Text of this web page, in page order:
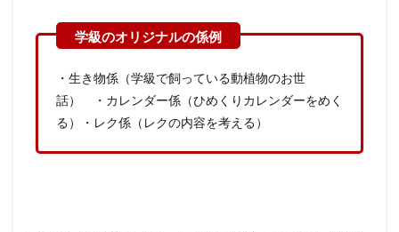
・生き物係（学級で飼っている動植物のお世
話） ・カレンダー係（ひめくりカレンダーをめく
る）・レク係（レクの内容を考える）